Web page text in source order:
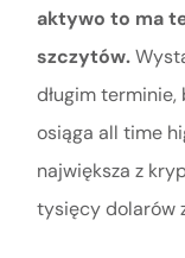
aktywo to ma
szczytów.
długim
osiąga all time
największa z
tysięcy dolarów